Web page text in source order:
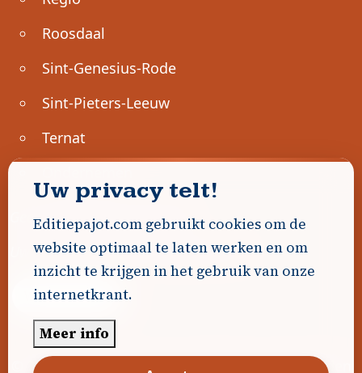
Roosdaal
Sint-Genesius-Rode
Sint-Pieters-Leeuw
Ternat
Geen advertenties gevonden.
Uw advertentie hier? Contacteer ons!
Word Partner!
© 2026 Editiepajot.com Algemene voorwaarden
Uw privacy telt!
Editiepajot.com gebruikt cookies om de
website optimaal te laten werken en om
inzicht te krijgen in het gebruik van onze
internetkrant.
Meer info